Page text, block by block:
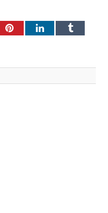
PinterestLinkedInTumblr